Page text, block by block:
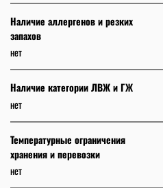
Наличие аллергенов и резких
запахов
нет
Наличие категории ЛВЖ и ГЖ
нет
Температурные ограничения
хранения и перевозки
нет